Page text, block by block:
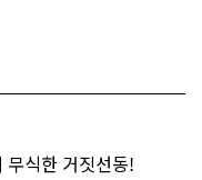
무식한 거짓선동!